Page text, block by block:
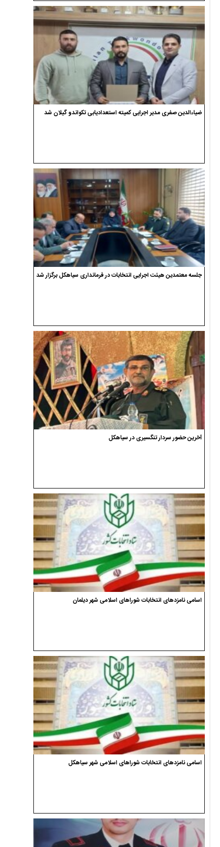
ضیاءالدین صفری مدیر اجرایی کمیته استعدادیابی تکواندو گیلان شد
جلسه معتمدین هیئت اجرایی انتخابات در فرمانداری سیاهکل برگزار شد
آخرین حضور سردار تنگسیری در سیاهکل
اسامی نامزدهای انتخابات شوراهای اسلامی شهر دیلمان
اسامی نامزدهای انتخابات شوراهای اسلامی شهر سیاهکل